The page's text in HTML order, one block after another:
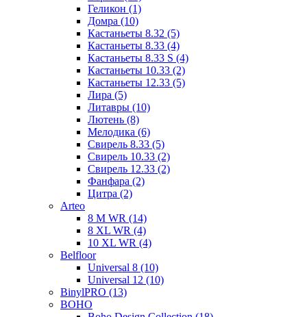
Геликон (1)
Домра (10)
Кастаньеты 8.32 (5)
Кастаньеты 8.33 (4)
Кастаньеты 8.33 S (4)
Кастаньеты 10.33 (2)
Кастаньеты 12.33 (5)
Лира (5)
Литавры (10)
Лютень (8)
Мелодика (6)
Свирель 8.33 (5)
Свирель 10.33 (2)
Свирель 12.33 (2)
Фанфара (2)
Цитра (2)
Arteo
8 M WR (14)
8 XL WR (4)
10 XL WR (4)
Belfloor
Universal 8 (10)
Universal 12 (10)
BinylPRO (13)
BOHO